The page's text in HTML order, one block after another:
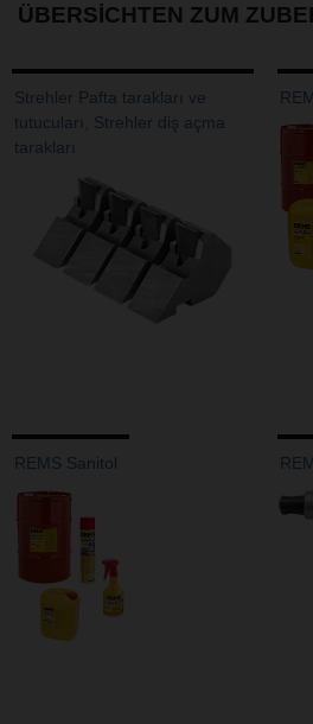
ÜBERSICHTEN ZUM
Strehler Pafta tarakları ve
tutucuları, Strehler diş açma
tarakları
REMS Sanitol